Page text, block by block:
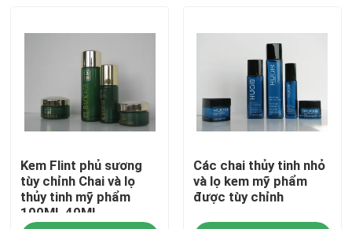
Nhà
Kem Flint phủ sương
tùy chỉnh Chai và lọ
thủy tinh mỹ phẩm
100ML 40ML
Các chai thủy tinh nhỏ
và lọ kem mỹ phẩm
được tùy chỉnh